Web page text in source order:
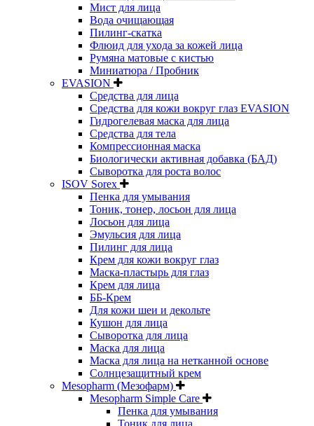
Мист для лица
Вода очищающая
Пилинг-скатка
Флюид для ухода за кожей лица
Румяна матовые с кистью
Миниатюра / Пробник
EVASION
Средства для лица
Средства для кожи вокруг глаз EVASION
Гидрогелевая маска для лица
Средства для тела
Компрессионная маска
Биологически активная добавка (БАД)
Сыворотка для роста волос
ISOV Sorex
Пенка для умывания
Тоник, тонер, лосьон для лица
Лосьон для лица
Эмульсия для лица
Пилинг для лица
Крем для кожи вокруг глаз
Маска-пластырь для глаз
Крем для лица
ББ-Крем
Для кожи шеи и декольте
Кушон для лица
Сыворотка для лица
Маска для лица
Маска для лица на нетканной основе
Солнцезащитный крем
Mesopharm (Мезофарм)
Mesopharm Simple Care
Пенка для умывания
Тоник для лица